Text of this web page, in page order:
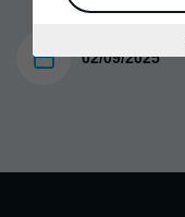
02/09/2025